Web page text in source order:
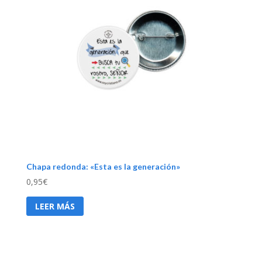
Chapa redonda: «Esta es la generación»
0,95€
LEER MÁS